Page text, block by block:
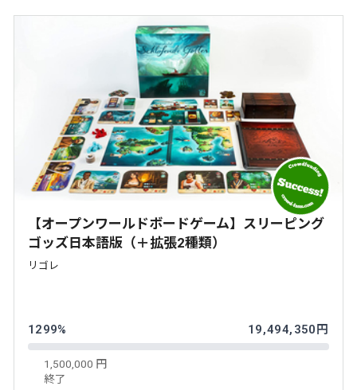
【オープンワールドボードゲーム】スリーピング
ゴッズ日本語版（＋拡張2種類）
リゴレ
1299% 19,494,350円
1,500,000 円
終了